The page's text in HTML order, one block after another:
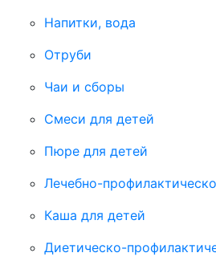
Напитки, вода
Отруби
Чаи и сборы
Смеси для детей
Пюре для детей
Лечебно-
Каша для детей
Диетическо-